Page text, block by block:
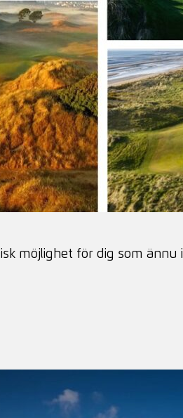
möjlighet för dig som